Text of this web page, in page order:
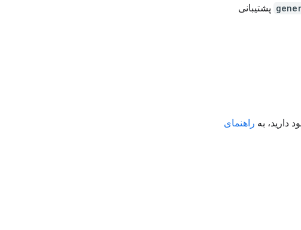
API پشتیبانی
دارید، به راهنمای